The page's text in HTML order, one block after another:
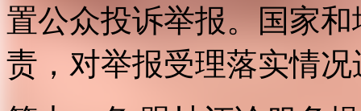
置公众投诉举报。国家
责，对举报受理落实情